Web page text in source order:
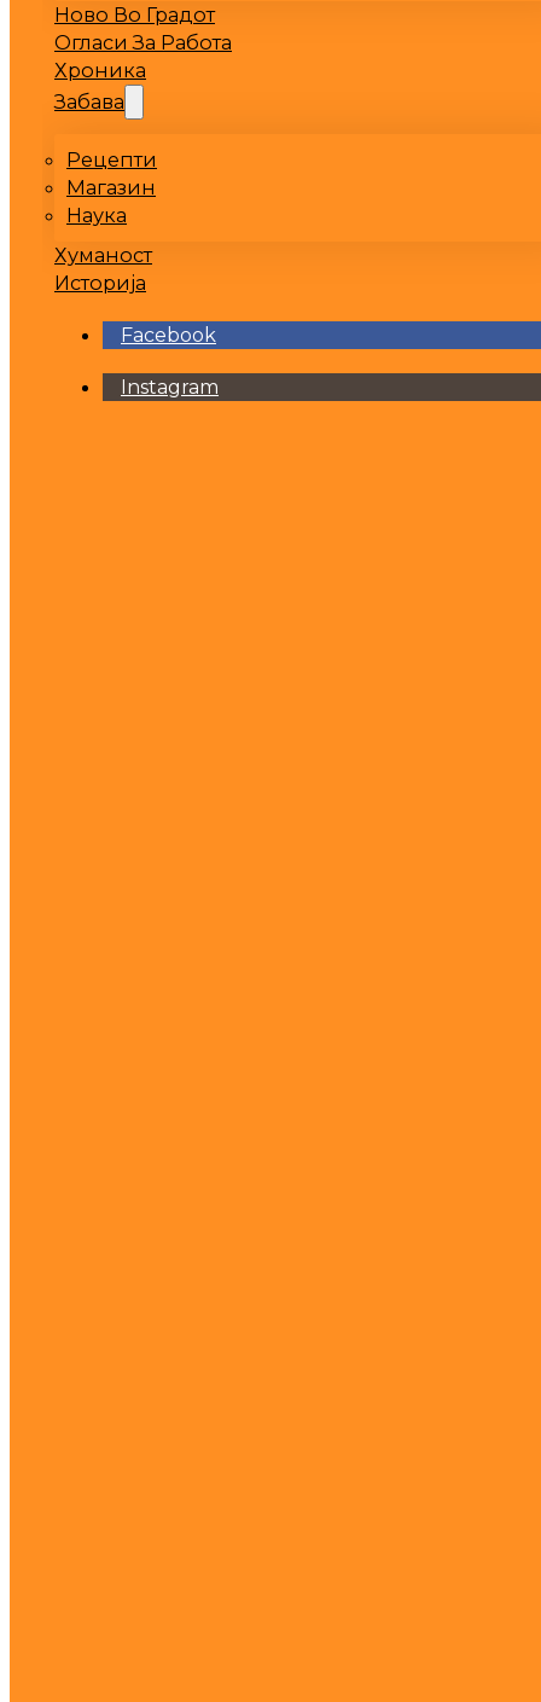
Ново Во Градот
Огласи За Работа
Хроника
Забава
Рецепти
Магазин
Наука
Хуманост
Историја
Facebook
Instagram